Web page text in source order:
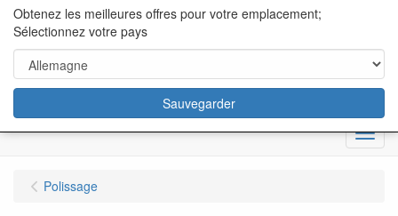
content="18/11/2025″/>
Menu
Polissage
Obtenez les meilleures offres pour votre emplacement;
Sélectionnez votre pays
Sauvegarder